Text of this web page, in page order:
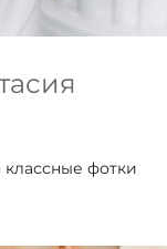
классные фотки